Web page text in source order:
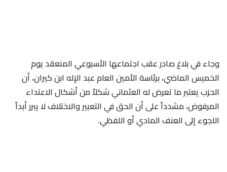
وجاء في بلاغ صادر عقب اجتماعها الأسبوعي المنعقد يوم
الخميس الماضي، برئاسة الأمين العام عبد الإله ابن كيران، أن
الحزب يعتبر ما تعرض له العثماني شكلاً من أشكال الاعتداء
المرفوض، مشدداً على أن الحق في التعبير والاختلاف لا يبرر أبداً
اللجوء إلى العنف المادي أو اللفظي.